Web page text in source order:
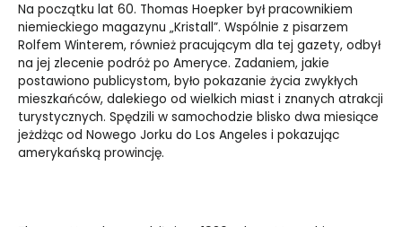
Na początku lat 60. Thomas Hoepker był pracownikiem
niemieckiego magazynu „Kristall”. Wspólnie z pisarzem
Rolfem Winterem, również pracującym dla tej gazety, odbył
na jej zlecenie podróż po Ameryce. Zadaniem, jakie
postawiono publicystom, było pokazanie życia zwykłych
mieszkańców, dalekiego od wielkich miast i znanych atrakcji
turystycznych. Spędzili w samochodzie blisko dwa miesiące
jeżdżąc od Nowego Jorku do Los Angeles i pokazując
amerykańską prowincję.